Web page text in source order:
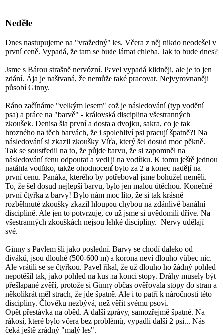
Neděle
Dnes nastupujeme na "vražedný" les. Včera z něj nikdo neodešel v
první ceně. Vypadá, že tam se bude lámat chleba. Jak to bude dnes?
Jsme s Bárou strašně nervózní. Pavel vypadá klidněji, ale je to jen
zdání. Ája je naštvaná, že nemůže také pracovat. Nejvyrovnaněji
působí Ginny.
Ráno začínáme "velkým lesem" což je následování (typ vodění
psa) a práce na "barvě" - královská disciplina všestranných
zkoušek. Denisa šla první a dostala dvojku, sakra, co je tak
hrozného na těch barvách, že i spolehliví psi pracují špatně?! Na
následování si zkazil zkoušky Víťa, který šel dosud moc pěkně.
Tak se soustředil na to, že půjde barvu, že si zapomněl na
následování fenu odpoutat a vedl ji na vodítku. K tomu ještě jednou
natáhla vodítko, takže ohodnocení bylo za 2 a konec nadějí na
první cenu. Panáka, kterého by potřeboval jsme bohužel neměli.
To, že šel dosud nejlepší barvu, bylo jen malou útěchou. Konečně
první čtyřka z barvy! Bylo nám moc líto, že si tak krásně
rozběhnuté zkoušky zkazil hloupou chybou na zdánlivě banální
disciplině. Ale jen to potvrzuje, co už jsme si uvědomili dříve. Na
všestranných zkouškách nejsou lehké discipliny. Nervy udělají
své.
Ginny s Pavlem šli jako poslední. Barvy se chodí daleko od
diváků, jsou dlouhé (500-600 m) a korona neví dlouho vůbec nic.
Ale vrátili se se čtyřkou. Pavel říkal, že už dlouho ho žádný pohled
nepotěšil tak, jako pohled na kus na konci stopy. Dráhy musely být
přešlapané zvěří, protože si Ginny občas ověřovala stopy do stran a
několikrát měl strach, že jde špatně. Ale i to patří k náročnosti této
discipliny. Člověku nezbývá, než věřit svému psovi.
Opět přestávka na oběd. A další zprávy, samozřejmě špatné. Na
rákosí, které bylo včera bez problémů, vypadli další 2 psi... Nás
čeká ještě zrádný "malý les".